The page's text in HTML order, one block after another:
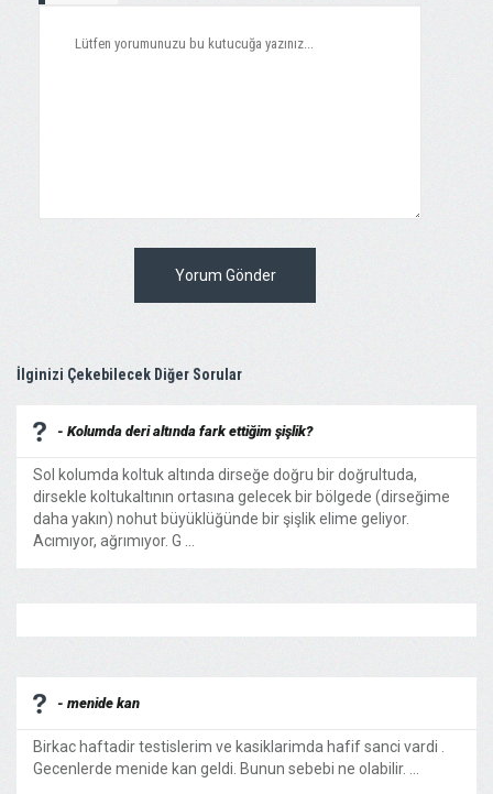
Yorum Gönder
İlginizi Çekebilecek Diğer Sorular
- Kolumda deri altında fark ettiğim şişlik?
Sol kolumda koltuk altında dirseğe doğru bir doğrultuda,
dirsekle koltukaltının ortasına gelecek bir bölgede (dirseğime
daha yakın) nohut büyüklüğünde bir şişlik elime geliyor.
Acımıyor, ağrımıyor. G ...
- menide kan
Birkac haftadir testislerim ve kasiklarimda hafif sanci vardi .
Gecenlerde menide kan geldi. Bunun sebebi ne olabilir. ...